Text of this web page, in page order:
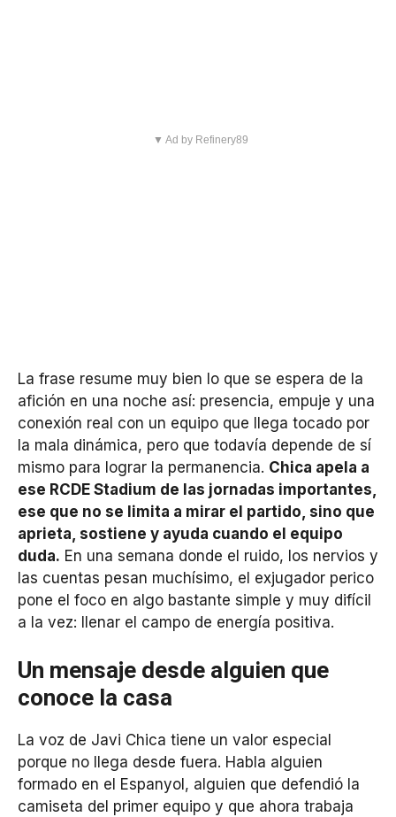
▼ Ad by Refinery89
La frase resume muy bien lo que se espera de la
afición en una noche así: presencia, empuje y una
conexión real con un equipo que llega tocado por
la mala dinámica, pero que todavía depende de sí
mismo para lograr la permanencia. Chica apela a
ese RCDE Stadium de las jornadas importantes,
ese que no se limita a mirar el partido, sino que
aprieta, sostiene y ayuda cuando el equipo
duda. En una semana donde el ruido, los nervios y
las cuentas pesan muchísimo, el exjugador perico
pone el foco en algo bastante simple y muy difícil
a la vez: llenar el campo de energía positiva.
Un mensaje desde alguien que
conoce la casa
La voz de Javi Chica tiene un valor especial
porque no llega desde fuera. Habla alguien
formado en el Espanyol, alguien que defendió la
camiseta del primer equipo y que ahora trabaja